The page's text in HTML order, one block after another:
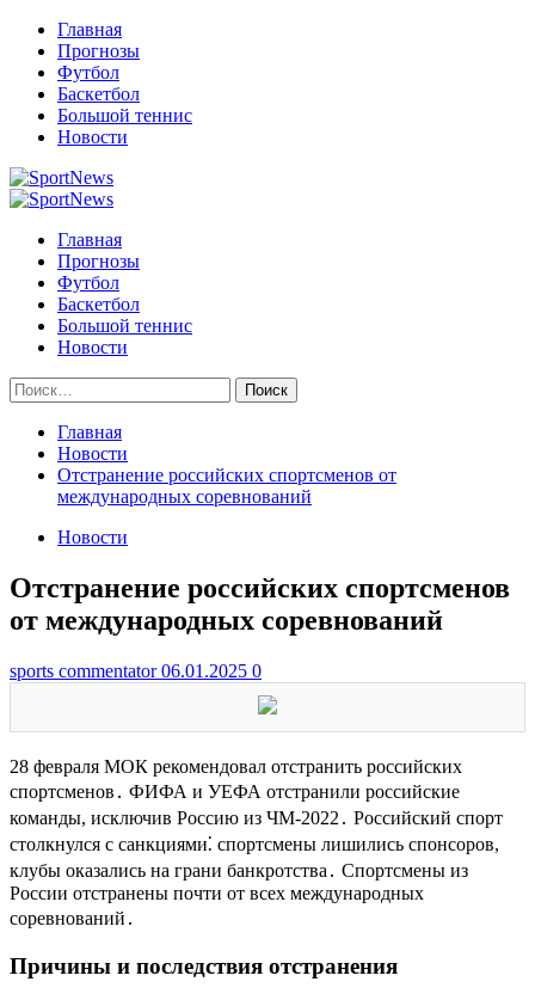
Перейти
содержимому
Главная
Прогнозы
Футбол
Баскетбол
Большой теннис
Новости
Primary
Главная
Прогнозы
Футбол
Баскетбол
Большой теннис
Новости
Найти:
Главная
Новости
Отстранение российских спортсменов от
международных соревнований
Новости
Отстранение российских спортсменов
от международных соревнований
sports commentator06.01.2025 0
28 февраля МОК рекомендовал отстранить российских
спортсменов․ ФИФА и УЕФА отстранили российские
команды, исключив Россию из ЧМ-2022․ Российский спорт
столкнулся с санкциями⁚ спортсмены лишились спонсоров,
клубы оказались на грани банкротства․ Спортсмены из
России отстранены почти от всех международных
соревнований․
Причины и последствия отстранения